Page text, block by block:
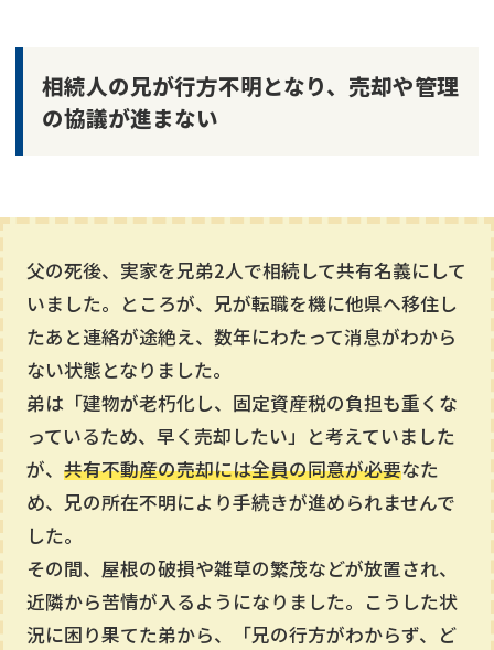
相続人の兄が行方不明となり、売却や管理
の協議が進まない
父の死後、実家を兄弟2人で相続して共有名義にして
いました。ところが、兄が転職を機に他県へ移住し
たあと連絡が途絶え、数年にわたって消息がわから
ない状態となりました。
弟は「建物が老朽化し、固定資産税の負担も重くな
っているため、早く売却したい」と考えていました
が、 共有不動産の売却には全員の同意が必要なた
め、兄の所在不明により手続きが進められませんで
した。
その間、屋根の破損や雑草の繁茂などが放置され、
近隣から苦情が入るようになりました。こうした状
況に困り果てた弟から、「兄の行方がわからず、ど